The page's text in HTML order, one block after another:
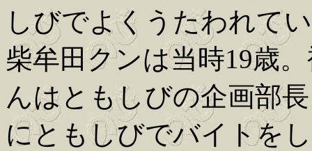
しびでよくうたわれて
柴牟田クンは当時19歳
んはともしびの企画部
にともしびでバイトを